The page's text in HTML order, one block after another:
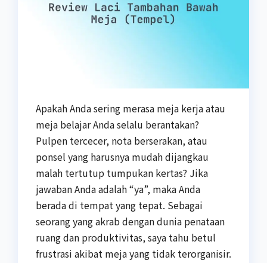
Apakah Anda sering merasa meja kerja atau
meja belajar Anda selalu berantakan?
Pulpen tercecer, nota berserakan, atau
ponsel yang harusnya mudah dijangkau
malah tertutup tumpukan kertas? Jika
jawaban Anda adalah “ya”, maka Anda
berada di tempat yang tepat. Sebagai
seorang yang akrab dengan dunia penataan
ruang dan produktivitas, saya tahu betul
frustrasi akibat meja yang tidak terorganisir.